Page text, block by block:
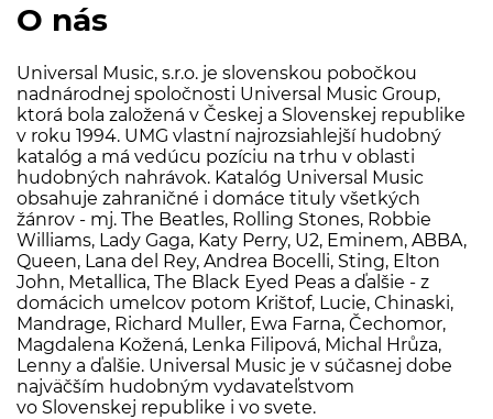
O nás
Universal Music, s.r.o. je slovenskou pobočkou
nadnárodnej spoločnosti Universal Music Group,
ktorá bola založená v Českej a Slovenskej republike
v roku 1994. UMG vlastní najrozsiahlejší hudobný
katalóg a má vedúcu pozíciu na trhu v oblasti
hudobných nahrávok. Katalóg Universal Music
obsahuje zahraničné i domáce tituly všetkých
žánrov - mj. The Beatles, Rolling Stones, Robbie
Williams, Lady Gaga, Katy Perry, U2, Eminem, ABBA,
Queen, Lana del Rey, Andrea Bocelli, Sting, Elton
John, Metallica, The Black Eyed Peas a ďalšie - z
domácich umelcov potom Krištof, Lucie, Chinaski,
Mandrage, Richard Muller, Ewa Farna, Čechomor,
Magdalena Kožená, Lenka Filipová, Michal Hrůza,
Lenny a ďalšie. Universal Music je v súčasnej dobe
najväčším hudobným vydavateľstvom
vo Slovenskej republike i vo svete.